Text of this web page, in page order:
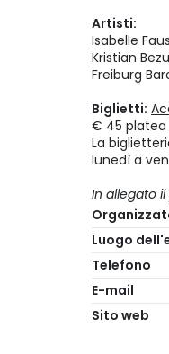
Artisti:
Isabelle
Kristian
Freiburg
Biglietti:
€ 45 platea
La
lunedì a
In allegato
Luogo
Telefono
E-mail
Sito web